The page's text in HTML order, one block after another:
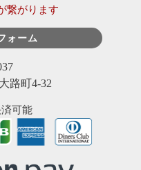
繋がります
ォーム
路町4-32
可能